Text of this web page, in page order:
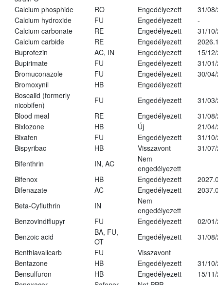
Calcium phosphide
RO Engedélyezett
31/
Calcium hydroxide
FU Engedélyezett
-
Calcium carbonate
RE Engedélyezett
31/
Calcium carbide
RE Engedélyezett
Buprofezin
AC, IN Engedélyezett
15/
Bupirimate
FU Engedélyezett
31/
Bromuconazole
FU Engedélyezett
30/
Bromoxynil
HB
Engedélyezett
Boscalid (formerly
nicobifen)
FU Engedélyezett
31/
Blood meal
RE Engedélyezett
31/
Bixlozone
HB Új
21/
Bixafen
FU Engedélyezett
31/
Bispyribac
HB Visszavont
31/
Bifenthrin
IN, AC
Nem
engedélyezett
Bifenox
HB Engedélyezett
Bifenazate
AC Engedélyezett
Beta-Cyfluthrin
IN
Nem
engedélyezett
Benzovindiflupyr
FU Engedélyezett
02/
Benzoic acid
BA, FU,
OT
Engedélyezett
31/
Benthiavalicarb
FU
Visszavont
Bentazone
HB Engedélyezett
31/
Bensulfuron
HB Engedélyezett
15/